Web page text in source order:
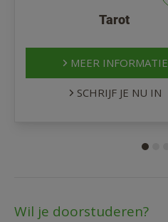
Tarot
MEER INFORMATIE
SCHRIJF JE NU IN
Wil je doorstuderen?